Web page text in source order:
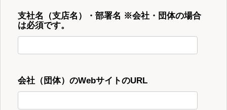
支社名（支店名）・部署名 ※会社・団体の場合
は必須です。
会社（団体）のWebサイトのURL